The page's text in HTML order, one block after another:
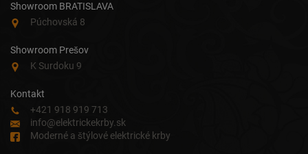
Showroom BRATISLAVA
Púchovská 8
Showroom Prešov
K Surdoku 9
Kontakt
+421 918 919 713
info@elektrickekrby.sk
Moderné a štýlové elektrické krby